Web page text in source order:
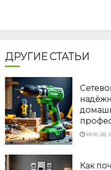
ДРУГИЕ СТАТЬИ
ЯНВ 28,
Как